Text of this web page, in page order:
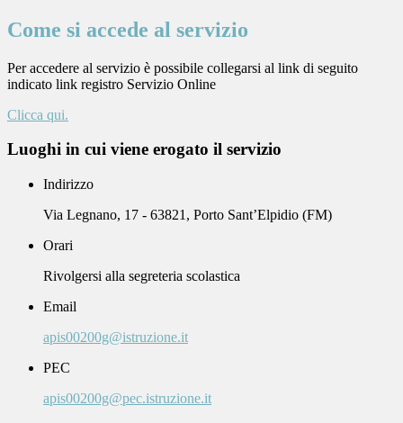
Come si accede al servizio
Per accedere al servizio è possibile collegarsi al link di seguito
indicato link registro Servizio Online
Clicca qui.
Luoghi in cui viene erogato il servizio
Indirizzo
Via Legnano, 17 - 63821, Porto Sant’Elpidio (FM)
Orari
Rivolgersi alla segreteria scolastica
Email
apis00200g@istruzione.it
PEC
apis00200g@pec.istruzione.it